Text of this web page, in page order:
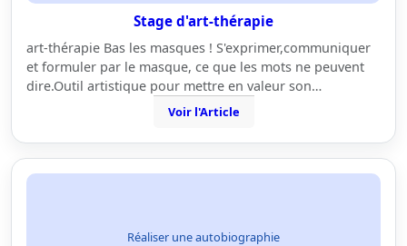
Stage d'art-thérapie
art-thérapie Bas les masques ! S'exprimer,communiquer
et formuler par le masque, ce que les mots ne peuvent
dire.Outil artistique pour mettre en valeur son…
Voir l'Article
Réaliser une autobiographie